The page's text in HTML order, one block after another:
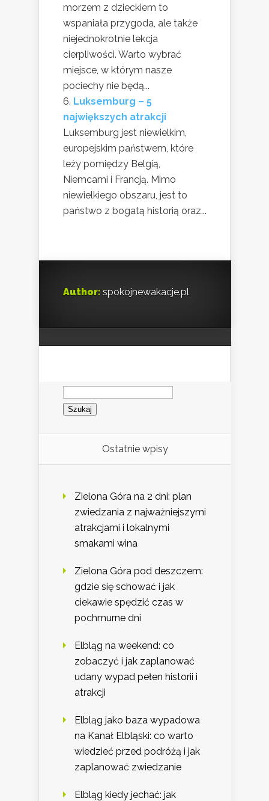
morzem z dzieckiem to
wspaniała przygoda, ale także
niejednokrotnie lekcja
cierpliwości. Warto wybrać
miejsce, w którym nasze
pociechy nie będą...
Luksemburg – 5
największych atrakcji
Luksemburg jest niewielkim,
europejskim państwem, które
leży pomiędzy Belgią,
Niemcami i Francją. Mimo
niewielkiego obszaru, jest to
państwo z bogatą historią oraz...
Author: spokojnewakacje.pl
Szukaj:
Ostatnie wpisy
Zielona Góra na 2 dni: plan
zwiedzania z najważniejszymi
atrakcjami i lokalnymi
smakami wina
Zielona Góra pod deszczem:
gdzie się schować i jak
ciekawie spędzić czas w
pochmurne dni
Elbląg na weekend: co
zobaczyć i jak zaplanować
udany wypad pełen historii i
atrakcji
Elbląg jako baza wypadowa
na Kanał Elbląski: co warto
wiedzieć przed podróżą i jak
zaplanować zwiedzanie
Elbląg kiedy jechać: jak